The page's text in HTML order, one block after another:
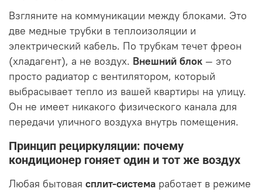
Взгляните на коммуникации между блоками. Это
две медные трубки в теплоизоляции и
электрический кабель. По трубкам течет фреон
(хладагент), а не воздух. Внешний блок — это
просто радиатор с вентилятором, который
выбрасывает тепло из вашей квартиры на улицу.
Он не имеет никакого физического канала для
передачи уличного воздуха внутрь помещения.
Принцип рециркуляции: почему
кондиционер гоняет один и тот же воздух
Любая бытовая сплит-система работает в режиме